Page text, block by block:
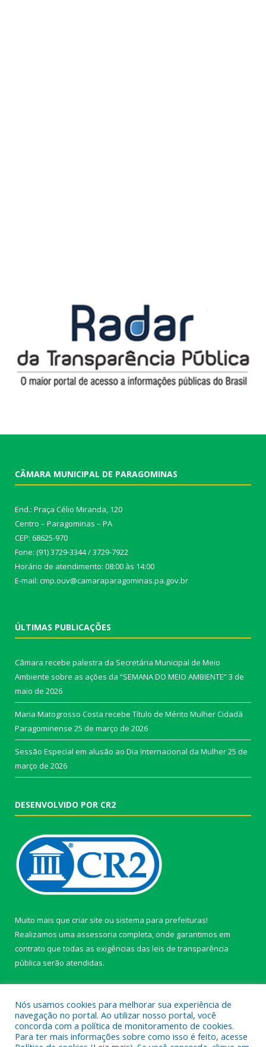
CÂMARA MUNICIPAL DE PARAGOMINAS
End.: Praça Célio Miranda, 120
Centro – Paragominas – PA
CEP: 68625-970
Fone: (91) 3729-3344 / 3729-7922
Horário de atendimento: 08:00 às 14:00
E-mail: cmp.ouv@camaraparagominas.pa.gov.br
ÚLTIMAS PUBLICAÇÕES
Câmara recebe palestra da Secretária Municipal de Meio
Ambiente sobre as ações da “SEMANA DO MEIO AMBIENTE”3 de
maio de 2026
Maria Matogrosso Costa recebe Título de Mérito Mulher Cidadã
Paragominense 25 de março de 2026
Sessão Especial em alusão ao Dia Internacional da Mulher25 de
março de 2026
DESENVOLVIDO POR CR2
Muito mais que criar site ou sistema para prefeituras!
Realizamos uma assessoria completa, onde garantimos em
contrato que todas as exigências das leis de transparência
pública serão atendidas.
Nós usamos cookies para melhorar sua experiência de
navegação no portal. Ao utilizar nosso portal, você
concorda com a política de monitoramento de cookies.
Para ter mais informações sobre como isso é feito, acesse